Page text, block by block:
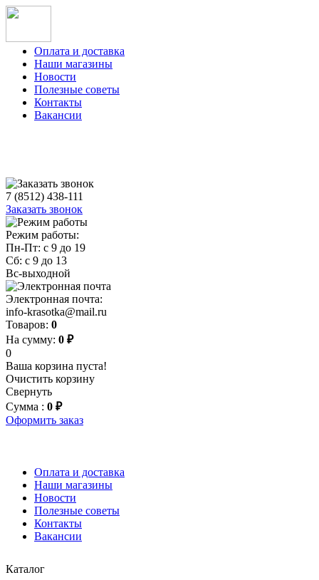
Оплата и доставка
Наши магазины
Новости
Полезные советы
Контакты
Вакансии
7 (8512) 438-111
Заказать звонок
Режим работы:
Пн-Пт: с 9 до 19
Сб: с 9 до 13
Вс-выходной
Электронная почта:
info-krasotka@mail.ru
Товаров: 0
На сумму: 0 ₽
0
Ваша корзина пуста!
Очистить корзину
Свернуть
Сумма : 0 ₽
Оформить заказ
Оплата и доставка
Наши магазины
Новости
Полезные советы
Контакты
Вакансии
Каталог